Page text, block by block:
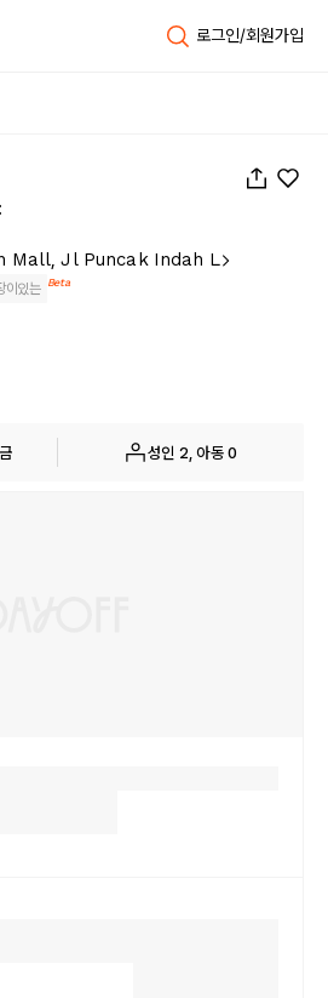
로그인/회원가입
Mall, Jl Puncak Indah L
이있는 Beta
성인 2, 아동 0